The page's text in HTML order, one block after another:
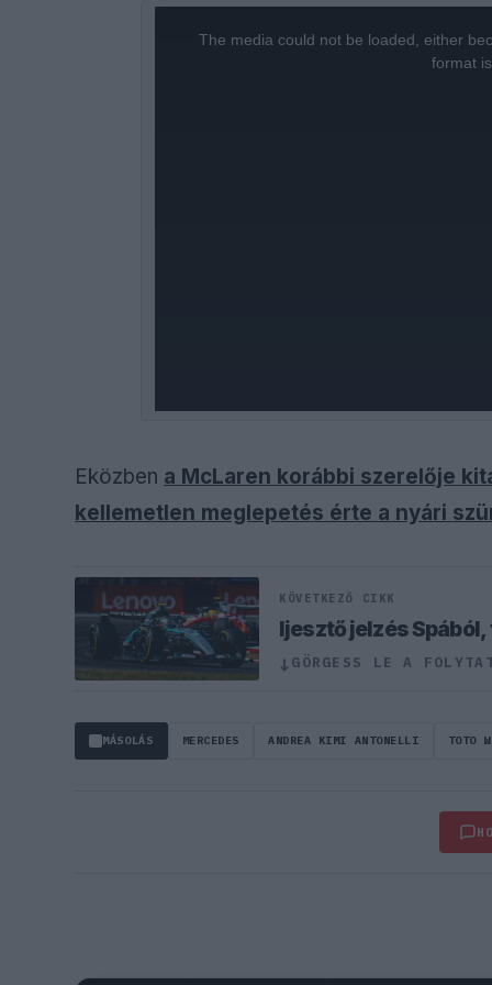
The media could not be loaded, either
format
Eközben a McLaren korábbi szerelője
kellemetlen meglepetés érte a nyári
KÖVETKEZŐ CIKK
↓ GÖRGESS LE A
MÁSOLÁS MERCEDES ANDREA KIMI ANTONELLI TOTO